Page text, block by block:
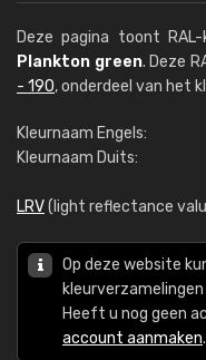
Deze pagina toont
Plankton green. Deze
- 190, onderdeel van het
Kleurnaam Engels:
Kleurnaam Duits:
LRV(light reflectance
Op deze website
Heeft u nog geen
account aanmaken.